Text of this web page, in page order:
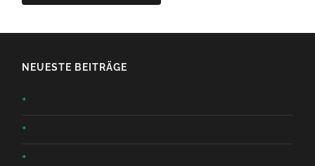
NEUESTE BEITRÄGE
*
*
*